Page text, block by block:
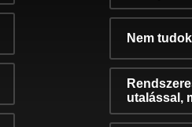
Nem
utalással,